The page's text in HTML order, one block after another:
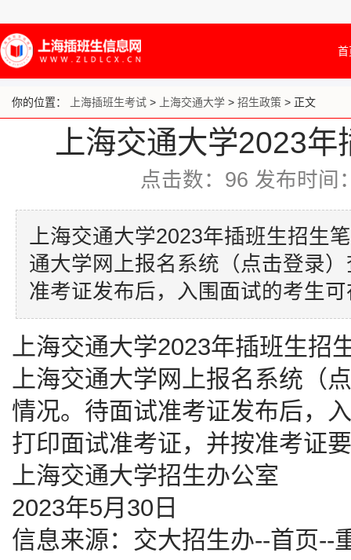
首
你的位置： 上海插班生考试 > 上海交通大学 > 招生政策 > 正文
上海交通大学2023
点击数： 96 发布时间
上海交通大学2023年插班生招生
通大学网上报名系统（点击登录
准考证发布后，入围面试的考生
上海交通大学2023年插班生招
上海交通大学网上报名系统（
情况。待面试准考证发布后，
打印面试准考证，并按准考证
上海交通大学招生办公室
2023年5月30日
信息来源：交大招生办--首页--